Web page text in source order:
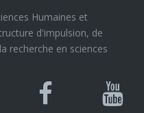
Humaines et
d'impulsion, de
recherche en sciences
Bluesky
Canal